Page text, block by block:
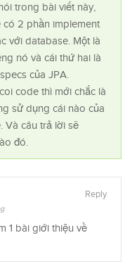
trong bài viết này,
có 2 phần implement
với database. Một là
nó và cái thứ hai là
của JPA.
code thì mới chắc là
sử dụng cái nào của
Và câu trả lời sẽ
đó.
Reply
1 bài giới thiệu về